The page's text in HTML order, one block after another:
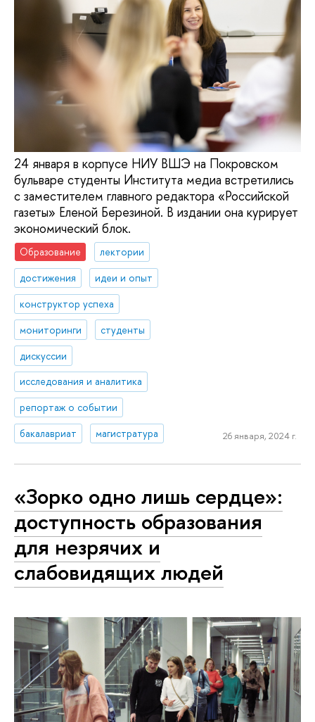
24 января в корпусе НИУ ВШЭ на Покровском
бульваре студенты Института медиа встретились
с заместителем главного редактора «Российской
газеты» Еленой Березиной. В издании она курирует
экономический блок.
Образование
лектории
достижения
идеи и опыт
конструктор успеха
мониторинги
студенты
дискуссии
исследования и аналитика
репортаж о событии
бакалавриат
магистратура 26 января, 2024 г.
«Зорко одно лишь сердце»:
доступность образования
для незрячих и
слабовидящих людей